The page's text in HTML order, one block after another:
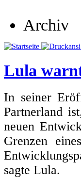
Archiv
Lula
In seiner
Partnerland
neuen
Grenzen
sagte Lula.